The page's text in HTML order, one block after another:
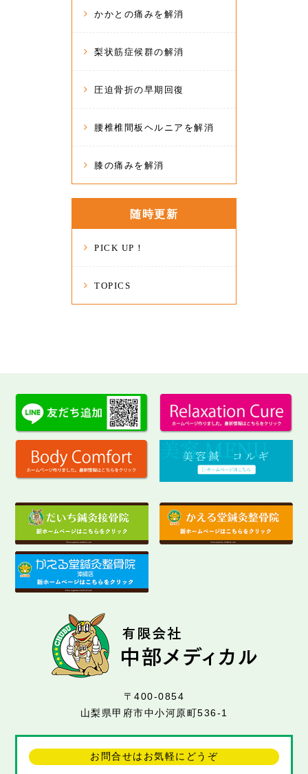
かかとの痛みを解消
梨状筋症候群の解消
圧迫骨折の早期回復
腰椎椎間板ヘルニアを解消
膝の痛みを解消
随時更新
PICK UP！
TOPICS
〒400-0854
山梨県甲府市中小河原町536-1
お問合せはお気軽にどうぞ